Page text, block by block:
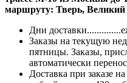
маршруту: Тверь, Великий
Дни
Заказы на текущую
пятницы. Заказы,
автоматически
Доставка при заказе